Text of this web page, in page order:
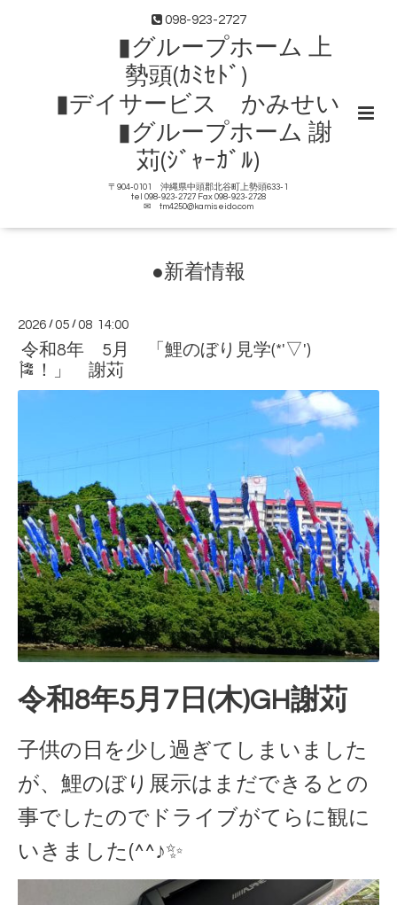
098-923-2727
▮グループホーム 上
勢頭(ｶﾐｾﾄﾞ)
▮デイサービス かみせい
▮グループホーム 謝
苅(ｼﾞｬｰｶﾞﾙ)
〒904-0101 沖縄県中頭郡北谷町上勢頭633-1
tel 098-923-2727 Fax 098-923-2728
✉ tm4250@kamiseido.com
●新着情報
2026 /05 /08 14:00
令和8年 5月 「鯉のぼり見学(*'▽')
🎏！」 謝苅
令和8年5月7日(木)GH謝苅
子供の日を少し過ぎてしまいました
が、鯉のぼり展示はまだできるとの
事でしたのでドライブがてらに観に
いきました(^^♪✨